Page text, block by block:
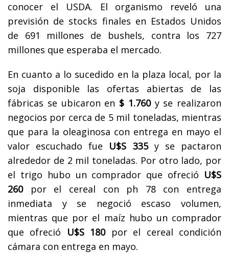
conocer el USDA. El organismo reveló una
previsión de stocks finales en Estados Unidos
de 691 millones de bushels, contra los 727
millones que esperaba el mercado.
En cuanto a lo sucedido en la plaza local, por la
soja disponible las ofertas abiertas de las
fábricas se ubicaron en $ 1.760y se realizaron
negocios por cerca de 5 mil toneladas, mientras
que para la oleaginosa con entrega en mayo el
valor escuchado fue U$S 335 y se pactaron
alrededor de 2 mil toneladas. Por otro lado, por
el trigo hubo un comprador que ofreció U$S
260 por el cereal con ph 78 con entrega
inmediata y se negoció escaso volumen,
mientras que por el maíz hubo un comprador
que ofreció U$S 180por el cereal condición
cámara con entrega en mayo.